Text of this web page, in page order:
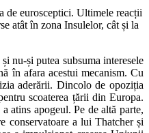
de eurosceptici. Ultimele reacții
atât în zona Insulelor, cât și la
nu-și putea subsuma interesele
în afara acestui mecanism. Cu
aderării. Dincolo de opoziția
scoaterea țării din Europa.
atins apogeul. Pe de altă parte,
conservatoare a lui Thatcher și